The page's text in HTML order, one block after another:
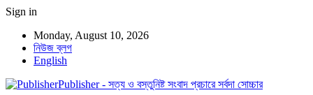
Sign in
Monday, August 10, 2026
নিউজ ব্লগ
English
Publisher - সত্য ও বস্তুনিষ্ট সংবাদ প্রচারে সর্বদা সোচ্চার